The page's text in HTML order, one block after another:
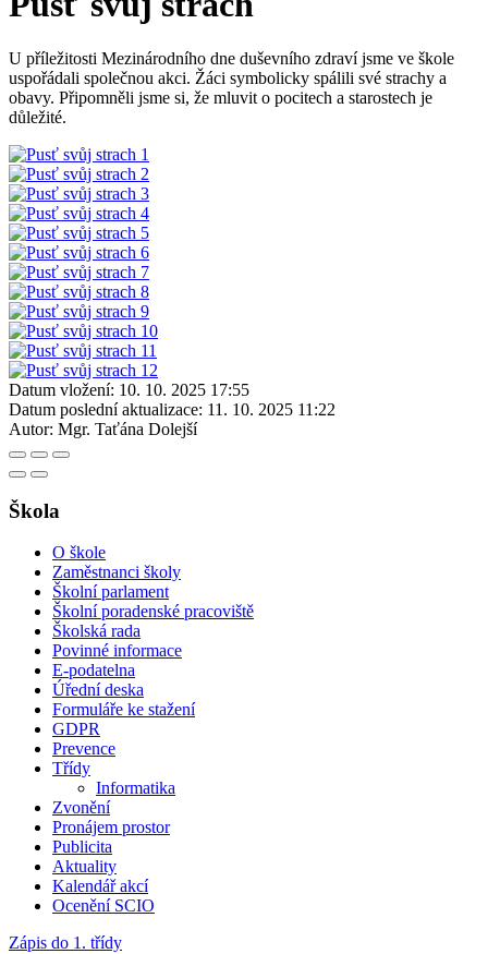
U příležitosti Mezinárodního dne duševního zdraví jsme ve škole
uspořádali společnou akci. Žáci symbolicky spálili své strachy a
obavy. Připomněli jsme si, že mluvit o pocitech a starostech je
důležité.
Datum vložení: 10. 10. 2025 17:55
Datum poslední aktualizace: 11. 10. 2025 11:22
Autor: Mgr. Taťána Dolejší
Škola
O škole
Zaměstnanci školy
Školní parlament
Školní poradenské pracoviště
Školská rada
Povinné informace
E-podatelna
Úřední deska
Formuláře ke stažení
GDPR
Prevence
Třídy
Informatika
Zvonění
Pronájem prostor
Publicita
Aktuality
Kalendář akcí
Ocenění SCIO
Zápis do 1. třídy